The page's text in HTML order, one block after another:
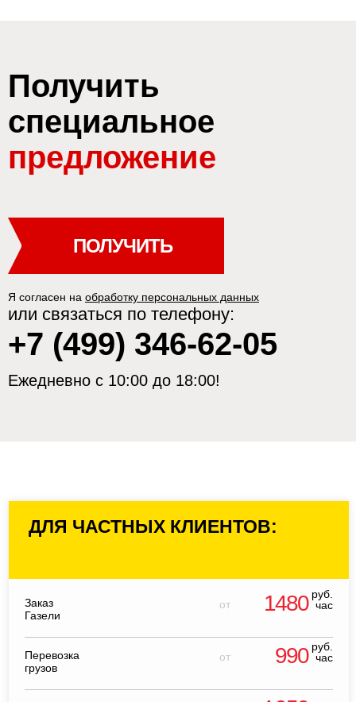
Получить
специальное
предложение
ПОЛУЧИТЬ
Я согласен на обработку персональных данных
или связаться по телефону:
+7 (499) 346-62-05
Ежедневно с 10:00 до 18:00!
ДЛЯ ЧАСТНЫХ КЛИЕНТОВ:
Заказ
Газели
от 1480 руб.
час
Перевозка
грузов
от 990 руб.
час